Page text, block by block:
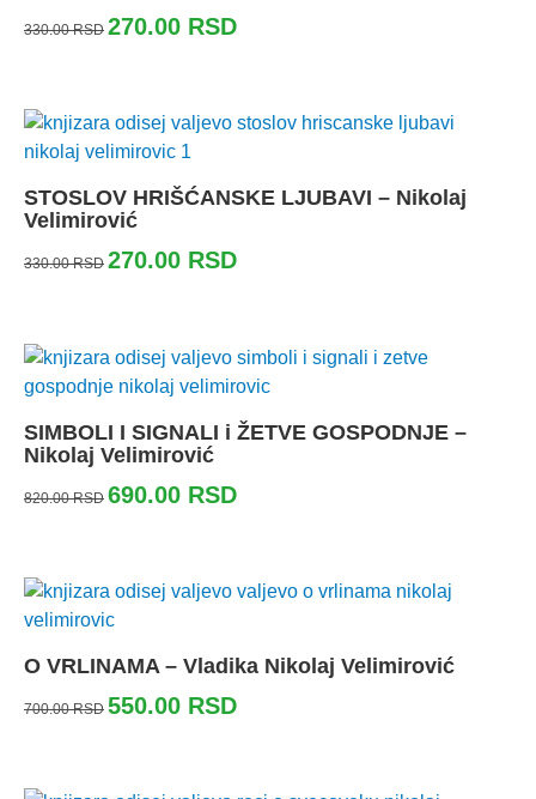
330.00RSD 270.00 RSD
STOSLOV HRIŠĆANSKE LJUBAVI – Nikolaj
Velimirović
330.00RSD 270.00 RSD
SIMBOLI I SIGNALI i ŽETVE GOSPODNJE –
Nikolaj Velimirović
820.00RSD 690.00 RSD
O VRLINAMA – Vladika Nikolaj Velimirović
700.00RSD 550.00 RSD